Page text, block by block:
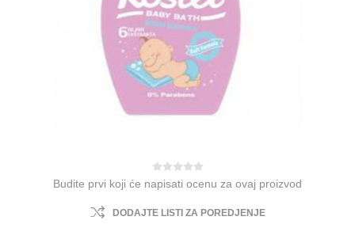
Budite prvi koji će napisati ocenu za ovaj proizvod
DODAJTE LISTI ZA POREDJENJE